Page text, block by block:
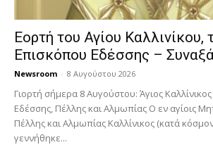
Εορτή του Αγίου Καλλινίκου,
Επισκόπου Εδέσσης –
Newsroom - 8 Αυγούστου 2026
Γιορτή σήμερα 8 Αυγούστου: Άγιος
Εδέσσης, Πέλλης και Αλμωπίας Ο εν αγίοις
Πέλλης και Αλμωπίας Καλλίνικος (κατά
γεννήθηκε...